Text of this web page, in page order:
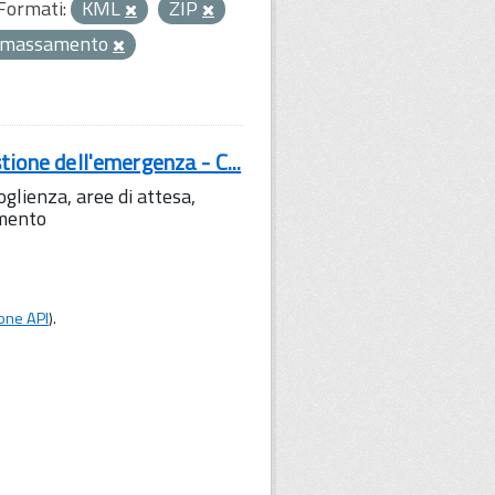
KML
ZIP
dell'emergenza - C...
aree di attesa,
API).